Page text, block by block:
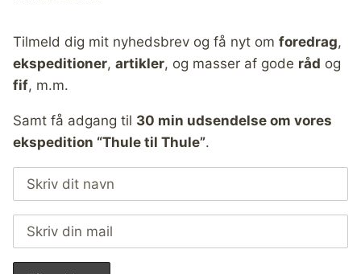
Tilmeld dig mit nyhedsbrev og få nyt om foredrag,
ekspeditioner, artikler, og masser af gode råd og
fif, m.m.
Samt få adgang til 30 min udsendelse om vores
ekspedition “Thule til Thule”.